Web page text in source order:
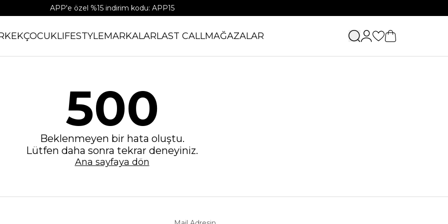
APP'e özel %15 indirim kodu: APP15
ÇOCUKLIFESTYLEMARKALARLAST CALLMAĞAZALAR
500
Beklenmeyen bir hata oluştu.
Lütfen daha sonra tekrar deneyiniz.
Ana sayfaya dön